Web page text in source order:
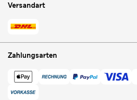
Versandart
Zahlungsarten